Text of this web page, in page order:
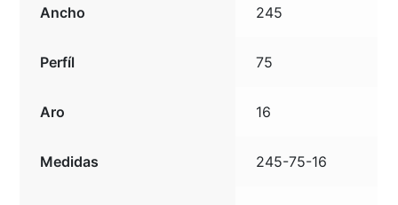
Ancho 245
Perfíl 75
Aro 16
Medidas 245-75-16